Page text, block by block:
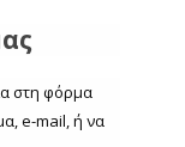
στη φόρμα
e-mail, ή να